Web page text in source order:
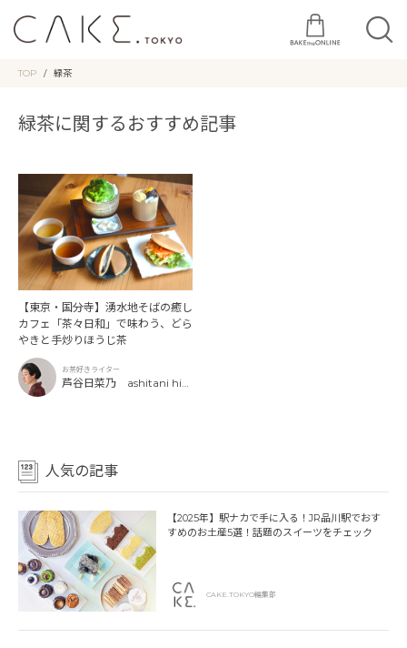
TOP 緑茶
緑茶に関するおすすめ記事
【東京・国分寺】湧水地そばの癒し
カフェ「茶々日和」で味わう、どら
やきと手炒りほうじ茶
お茶好きライター
芦谷日菜乃 ashitani hin
人気の記事
【2025年】駅ナカで手に入る！JR品川駅でおす
すめのお土産5選！話題のスイーツをチェック
CAKE.TOKYO編集部